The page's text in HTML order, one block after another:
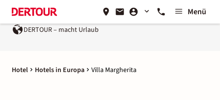
Menü
DERTOUR – macht Urlaub
Hotel Hotels in Europa Villa Margherita